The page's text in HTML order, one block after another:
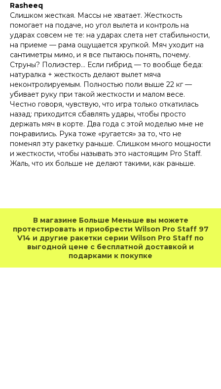
Rasheeq
Слишком жесткая. Массы не хватает. Жесткость
помогает на подаче, но угол вылета и контроль на
ударах совсем не те: на ударах слета нет стабильности,
на приеме — рама ощущается хрупкой. Мяч уходит на
сантиметры мимо, и я все пытаюсь понять, почему.
Струны? Полиэстер… Если гибрид — то вообще беда:
натуралка + жесткость делают вылет мяча
неконтролируемым. Полностью поли выше 22 кг —
убивает руку при такой жесткости и малом весе.
Честно говоря, чувствую, что игра только откатилась
назад: приходится сбавлять удары, чтобы просто
держать мяч в корте. Два года с этой моделью мне не
понравились. Рука тоже «ругается» за то, что не
поменял эту ракетку раньше. Слишком много мощности
и жесткости, чтобы называть это настоящим Pro Staff.
Жаль, что их больше не делают такими, как раньше.
В магазине Больше Меньше вы можете
протестировать и приобрести Wilson Pro Staff 97
V14 и другие ракетки серии Wilson Pro Staff по
выгодной цене с бесплатной доставкой и
подарками к покупке